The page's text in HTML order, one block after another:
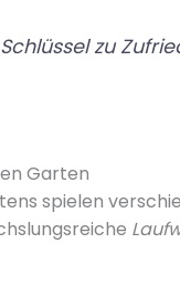
zu
Garten
spielen